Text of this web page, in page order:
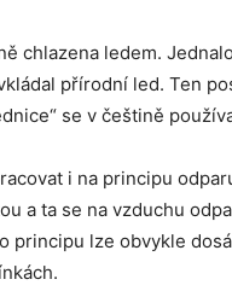
chlazena ledem.
přírodní led. Ten
se v češtině
i na principu
a ta se na vzduchu
principu lze obvykle